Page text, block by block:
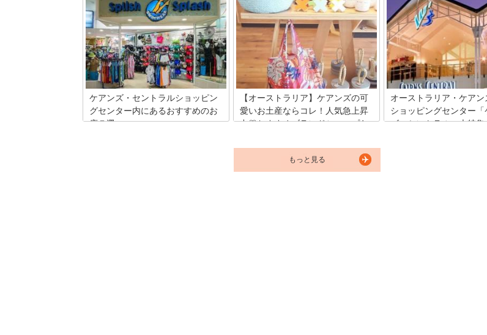
ケアンズ国際空港からの市内へのアクセ
ス方法と空港でのオススメの過ごし方を
ご提案します。小さめの空港ですが、快
適に過ごせるラウンジや、ジュリークや
イソップなど人気コスメが買える免税
店・ショップも！TRSと喫煙所の場所も
ご案内。ケアンズでWi-Fiにつなぐ方法や
現地SIMについても知っておきましょ
う。
オーストラリア、ケアンズでは日本では
滅多に食べることが出来ない魚介料理が
たくさん！周りが海に囲まれているので
魚も多く捕れ、魚の種類は数え切れませ
ん。世界中の釣り人から憧れの土地とい
われている魚の町ケアンズでシーフード
料理を食べてみましょう！
しかないおすすめのおみや
んあります。雑貨やコーヒ
品、アート作品、ギフトショ
み深いスーパーマーケットな
店がずらり。人気のあるお
やげ店7選を紹介します！
ケアンズ・セントラルショッピン
グセンター内にあるおすすめのお
店７選
【オーストラリア】ケアンズの可
愛いお土産ならコレ！人気急上昇
中♡おすすめブランドショップ4
今オーストラリアで人気急上昇中の都市
ケアンズ（Cairns）。旅行客のみならず
ローカルの人にとっても最高のリゾート
オーストラリア・ケアン
ショッピングセンター「
ズ・セントラル」大特集
もっと見る